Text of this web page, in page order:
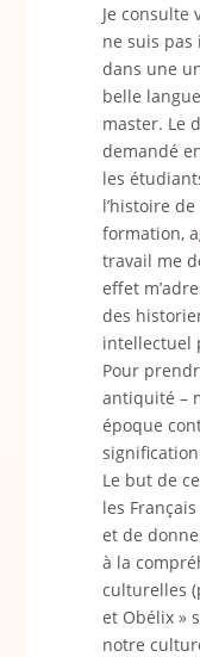
Je consulte
ne suis
dans une
belle
master. Le
demandé
les
l’histoire
formation,
travail me
effet
des
intellectuel
Pour
antiquité –
époque
Le but de
les
et de
à la
culturelles
et Obélix »
notre